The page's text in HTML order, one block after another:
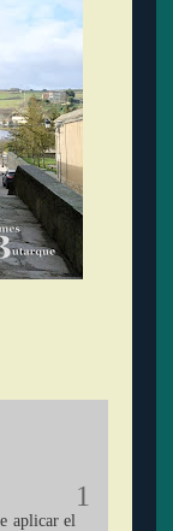
aplicar el